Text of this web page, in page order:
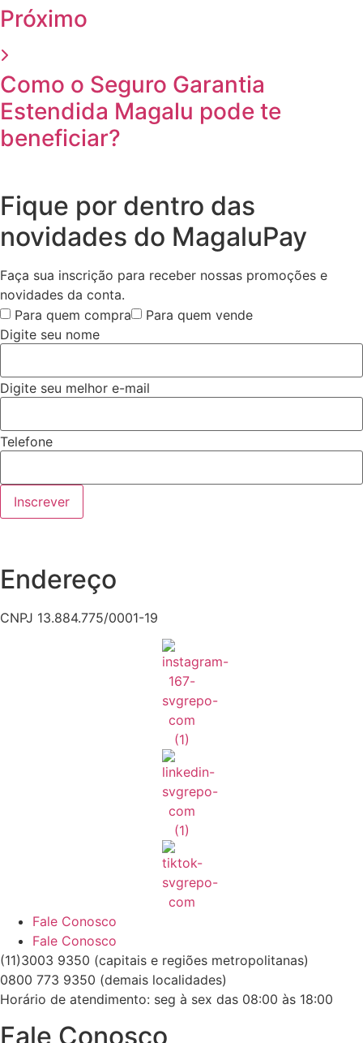
Próximo
Como o Seguro Garantia
Estendida Magalu pode te
beneficiar?
Fique por dentro das
novidades do MagaluPay
Faça sua inscrição para receber nossas promoções e
novidades da conta.
Para quem compra
Para quem vende
Digite seu nome
Digite seu melhor e-mail
Telefone
Inscrever
Endereço
CNPJ 13.884.775/0001-19
Fale Conosco
Fale Conosco
(11)3003 9350 (capitais e regiões metropolitanas)
0800 773 9350 (demais localidades)
Horário de atendimento: seg à sex das 08:00 às 18:00
Fale Conosco